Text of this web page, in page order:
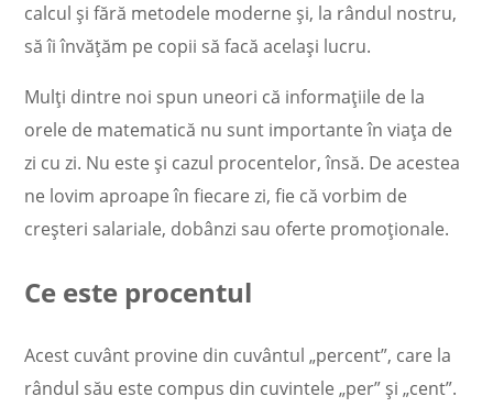
calcul și fără metodele moderne și, la rândul nostru,
să îi învățăm pe copii să facă același lucru.
Mulți dintre noi spun uneori că informațiile de la
orele de matematică nu sunt importante în viața de
zi cu zi. Nu este și cazul procentelor, însă. De acestea
ne lovim aproape în fiecare zi, fie că vorbim de
creșteri salariale, dobânzi sau oferte promoționale.
Ce este procentul
Acest cuvânt provine din cuvântul „percent”, care la
rândul său este compus din cuvintele „per” și „cent”.